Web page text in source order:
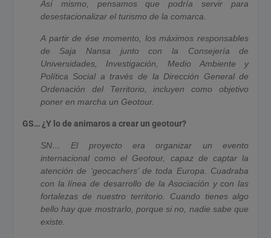
Así mismo, pensamos que podría servir para
desestacionalizar el turismo de la comarca.
A partir de ése momento, los máximos responsables
de Saja Nansa junto con la Consejería de
Universidades, Investigación, Medio Ambiente y
Política Social a través de la Dirección General de
Ordenación del Territorio, incluyen como objetivo
poner en marcha un Geotour.
GS… ¿Y lo de animaros a crear un geotour?
SN… El proyecto era organizar un evento
internacional como el Geotour, capaz de captar la
atención de ‘geocachers’ de toda Europa. Cuadraba
con la línea de desarrollo de la Asociación y con las
fortalezas de nuestro territorio. Cuando tienes algo
bello hay que mostrarlo, porque si no, nadie sabe que
existe.